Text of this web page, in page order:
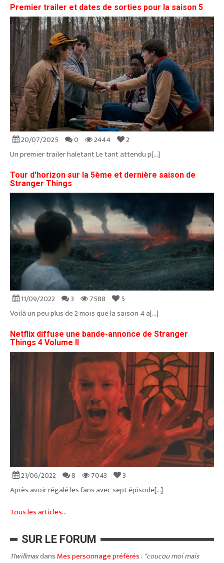
Premier trailer et dates de sorties pour la saison 5
20/07/2025 0 2444
2
Un premier trailer haletant Le tant attendu p[...]
Tour d'horizon sur la 5ème et dernière saison de
Stranger Things
11/09/2022 3 7588
5
Voilà un peu plus de 2 mois que la saison 4 a[...]
Netflix diffuse une bande-annonce de Stranger
Things 4 Volume II
21/06/2022 8 7043
3
Après avoir régalé les fans avec sept épisode[...]
Tous les articles...
SUR LE FORUM
11willmaxdansMes personnage préférés : "coucou moi mais